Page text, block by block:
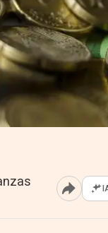
Abrir